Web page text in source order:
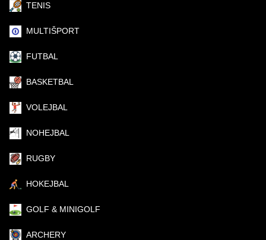
TENIS
MULTIŠPORT
FUTBAL
BASKETBAL
VOLEJBAL
NOHEJBAL
RUGBY
HOKEJBAL
GOLF & MINIGOLF
ARCHERY